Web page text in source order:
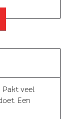
Pakt veel
Een